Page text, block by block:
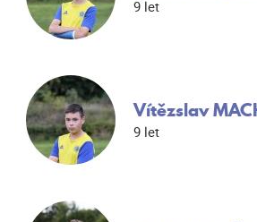
9 let
Vítězslav
9 let